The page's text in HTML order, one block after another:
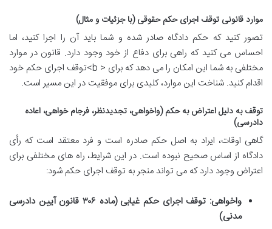
موارد قانونی توقف اجرای حکم حقوقی (با جزئیات و مثال)
تصور کنید که حکم دادگاه صادر شده و شما باید آن را اجرا کنید، اما
احساس می کنید که راهی برای دفاع از خود وجود دارد. قانون در موارد
مختلفی به شما این امکان را می دهد که برای < b>توقف اجرای حکم خود
اقدام کنید. شناخت این موارد، کلیدی برای موفقیت در این مسیر است.
توقف به دلیل اعتراض به حکم (واخواهی، تجدیدنظر، فرجام خواهی، اعاده
دادرسی)
گاهی اوقات، ایراد به اصل حکم صادره است و فرد معتقد است که رأی
دادگاه از اساس صحیح نبوده است. در این شرایط، راه های مختلفی برای
اعتراض وجود دارد که می تواند منجر به توقف اجرای حکم شود:
واخواهی: توقف اجرای حکم غیابی (ماده ۳۰۶ قانون آیین دادرسی
مدنی)